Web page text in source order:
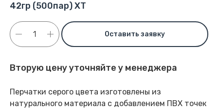
42гр (500пар) ХТ
Оставить заявку
Вторую цену уточняйте у менеджера
Перчатки серого цвета изготовлены из
натурального материала с добавлением ПВХ точек